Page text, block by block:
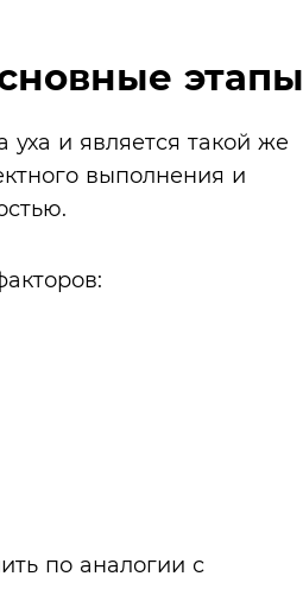
этапы
уха и является такой же
выполнения и
по аналогии с